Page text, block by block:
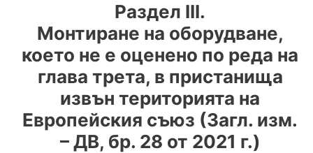
Раздел III.
Монтиране на оборудване,
което не е оценено по реда на
глава трета, в пристанища
извън територията на
Европейския съюз (Загл. изм.
– ДВ, бр. 28 от 2021 г.)